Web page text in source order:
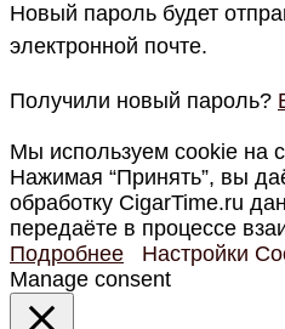
Новый пароль будет
электронной почте.
Получили новый пароль?
Мы используем cookie на
Нажимая “Принять”, вы
обработку CigarTime.ru
передаёте в процессе
Подробнее
Настройки
Manage consent